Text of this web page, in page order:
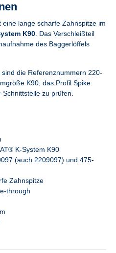
eine lange scharfe Zahnspitze im
K90 . Das Verschleißteil
des Baggerlöffels
die Referenznummern 220-
K90, das Profil Spike
zu prüfen.
K-System K90
(auch 2209097) und 475-
Zahnspitze
through